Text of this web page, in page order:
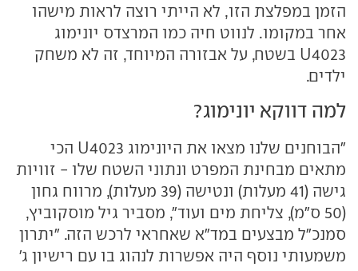
הזמן במפלצת הזו, לא הייתי רוצה לראות מישהו
אחר במקומו. לנווט חיה כמו המרצדס יונימוג
U4023 בשטח, על אבזורה המיוחד, זה לא משחק
ילדים.
למה דווקא יונימוג?
"הבוחנים שלנו מצאו את היונימוג U4023 הכי
מתאים מבחינת המפרט ונתוני השטח שלו - זוויות
גישה (41 מעלות) ונטישה (39 מעלות), מרווח גחון
(50 ס"מ), צליחת מים ועוד", מסביר גיל מוסקוביץ,
סמנכ"ל מבצעים במד"א שאחראי לרכש הזה. "יתרון
משמעותי נוסף היה אפשרות לנהוג בו עם רישיון ג'